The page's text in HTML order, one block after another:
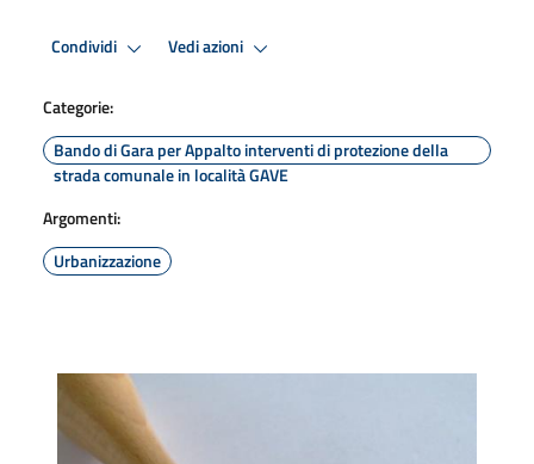
Condividi Vedi azioni
Categorie:
Bando di Gara per Appalto interventi di protezione della
strada comunale in località GAVE
Argomenti:
Urbanizzazione